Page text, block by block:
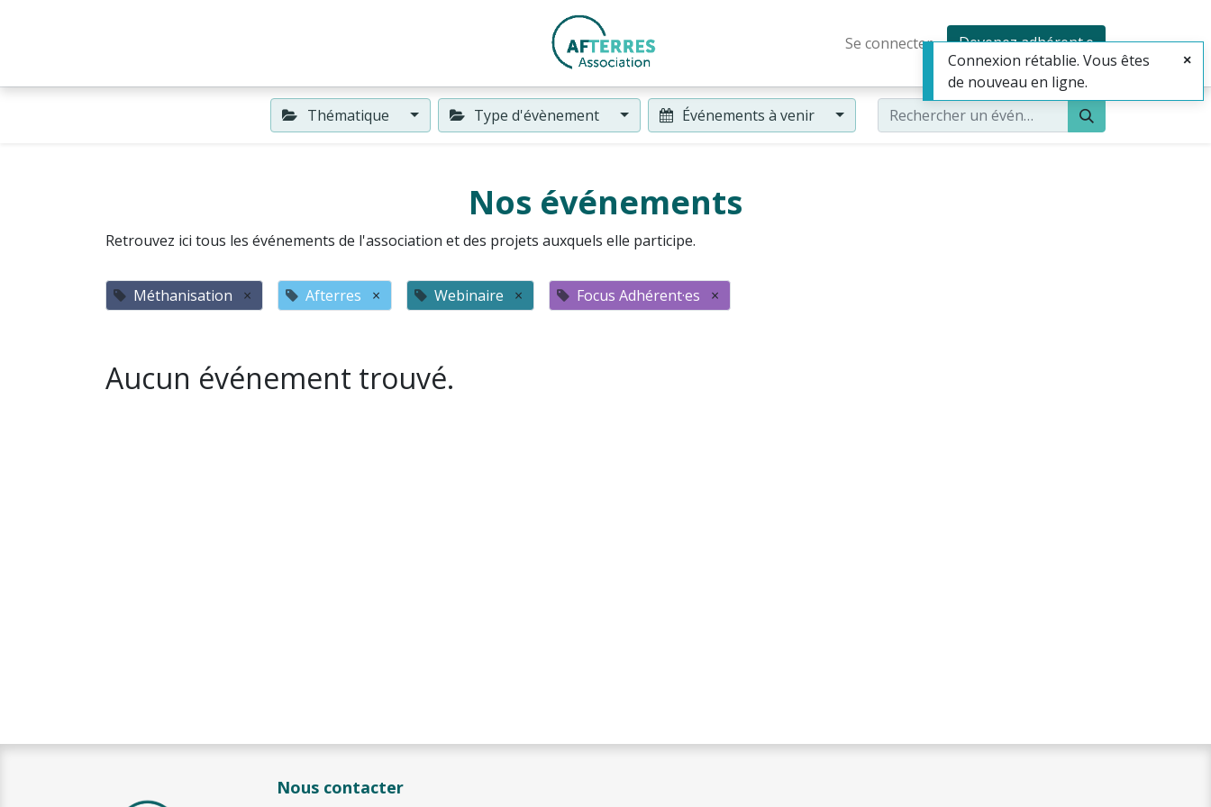
Se connecter Devenez adhérent·e
Thématique Type d'évènement Événements à venir
Nos événements
Retrouvez ici tous les événements de l'association et des projets auxquels elle participe.
Méthanisation × Afterres × Webinaire × Focus Adhérent·es ×
Aucun événement trouvé.
Nous contacter
Connexion rétablie. Vous êtes
de nouveau en ligne.